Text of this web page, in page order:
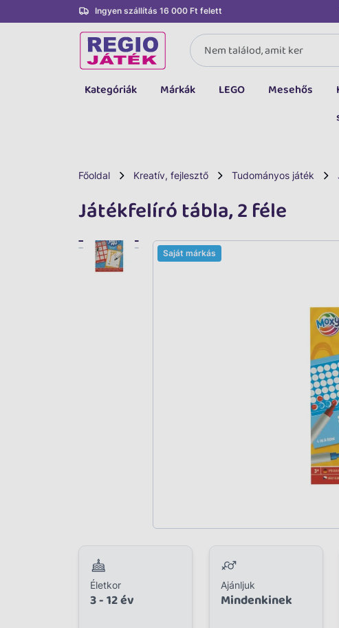
Ingyen szállítás 16 000 Ft felett
Kategóriák
LEGO
Kreatív, fejlesztő
Baba, babakocsi
Márkák LEGO Mesehős
Főoldal Kreatív, fejlesztő Tudományos játék
Játékfelíró tábla, 2 féle
Saját márkás
Életkor
3 - 12 év
Ajánljuk
Mindenkinek